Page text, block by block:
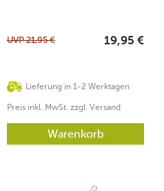
Lieferung in 1-2 Werktagen
UVP21,95 € 19,95 €
Preis inkl. MwSt. zzgl. Versand
Warenkorb